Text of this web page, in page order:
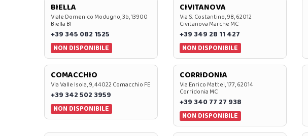
BIELLA
Viale Domenico Modugno, 3b, 13900
Biella BI
+39 345 082 1525
NON DISPONIBILE
CIVITANOVA
Via S. Costantino, 98, 62012
Civitanova Marche MC
+39 349 28 11 427
NON DISPONIBILE
COMACCHIO
Via Valle Isola, 9, 44022 Comacchio FE
+39 342 502 3959
NON DISPONIBILE
CORRIDONIA
Via Enrico Mattei, 177, 62014
Corridonia MC
+39 340 77 27 938
NON DISPONIBILE